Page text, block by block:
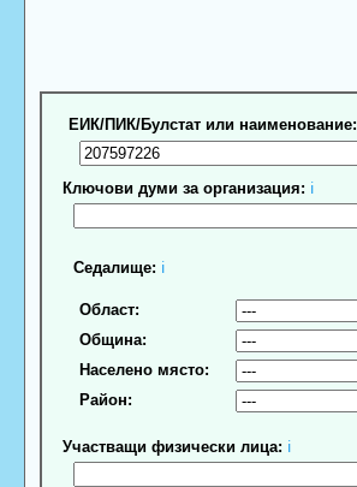
ЕИК/ПИК/Булстат или наименование:
Ключови думи за организация: ℹ
Седалище: ℹ
Област:
Община:
Населено място:
Район:
Участващи физически лица: ℹ